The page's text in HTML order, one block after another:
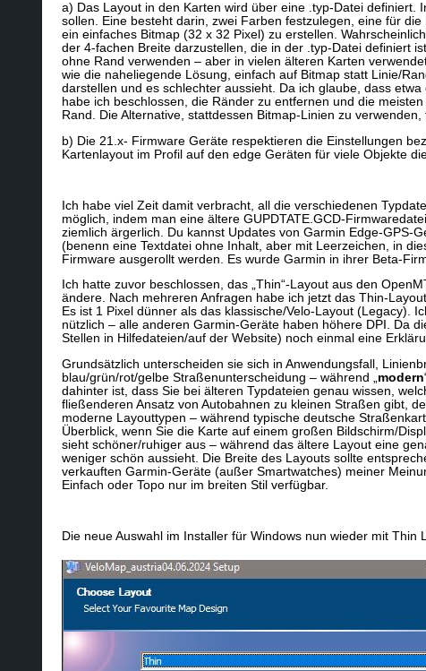
a) Das Layout in den Karten wird über eine .typ-Datei
sollen. Eine besteht darin, zwei Farben festzulegen, eine für
ein einfaches Bitmap (32 x 32 Pixel) zu erstellen.
der 4-fachen Breite darzustellen, die in der .typ-Datei definiert
ohne Rand verwenden – aber in vielen älteren Karten
wie die naheliegende Lösung, einfach auf Bitmap statt Linie/
darstellen und es schlechter aussieht. Da ich glaube, dass
habe ich beschlossen, die Ränder zu entfernen und die
Rand. Die Alternative, stattdessen Bitmap-Linien zu
b) Die 21.x- Firmware Geräte respektieren die Einstellungen
Kartenlayout im Profil auf den edge Geräten für viele Objekte
Ich habe viel Zeit damit verbracht, all die verschiedenen
möglich, indem man eine ältere GUPDTATE.GCD-
ziemlich ärgerlich. Du kannst Updates von Garmin Edge-GPS-
(benenn eine Textdatei ohne Inhalt, aber mit Leerzeichen, in
Firmware ausgerollt werden. Es wurde Garmin in ihrer Beta-
Ich hatte zuvor beschlossen, das „Thin“-Layout aus den
ändere. Nach mehreren Anfragen habe ich jetzt das Thin-
Es ist 1 Pixel dünner als das klassische/Velo-Layout (Legacy).
nützlich – alle anderen Garmin-Geräte haben höhere DPI. Da
Stellen in Hilfedateien/auf der Website) noch einmal eine
Grundsätzlich unterscheiden sie sich in Anwendungsfall,
blau/grün/rot/gelbe Straßenunterscheidung – während „modern
dahinter ist, dass Sie bei älteren Typdateien genau wissen,
fließenderen Ansatz von Autobahnen zu kleinen Straßen gibt,
moderne Layouttypen – während typische deutsche
Überblick, wenn Sie die Karte auf einem großen Bildschirm/
sieht schöner/ruhiger aus – während das ältere Layout eine
weniger schön aussieht. Die Breite des Layouts sollte
verkauften Garmin-Geräte (außer Smartwatches) meiner
Einfach oder Topo nur im breiten Stil verfügbar.
Die neue Auswahl im Installer für Windows nun wieder mit Thin